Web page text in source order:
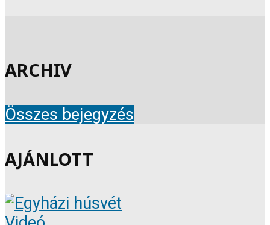
ARCHIV
Összes bejegyzés
AJÁNLOTT